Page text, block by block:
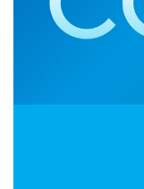
Smartphone IPhone
Tastaturi